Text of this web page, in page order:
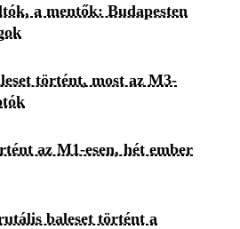
a mentők: Budapesten
történt, most az M3-
az M1-esen, hét ember
baleset történt a